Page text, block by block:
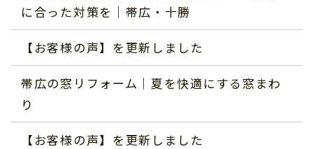
に合った対策を｜帯広・十勝
【お客様の声】を更新しました
帯広の窓リフォーム｜夏を快適にする窓まわ
り
【お客様の声】を更新しました